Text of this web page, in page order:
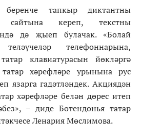
тапкыр диктантны
сайтына кереп, текстны
дә җыеп булачак. «Болай
телефоннарына,
клавиатурасын йөкләргә
хәрефләре урынына рус
язарга гадәтләндек. Акциядән
хәрефләре белән дөрес итеп
– диде Бөтендөнья татар
Ленария Мөслимова.